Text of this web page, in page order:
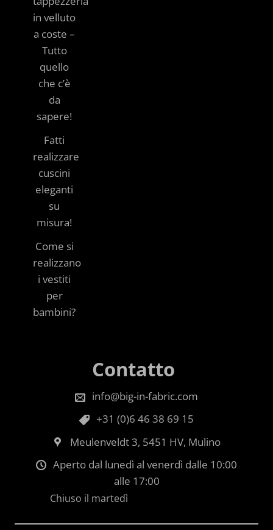
in velluto
a coste –
Tutto
quello
che c’è
da
sapere!
Fatti
realizzare
cuscini
eleganti
su
misura!
Come si
realizzano
i vestiti
per
bambini?
Contatto
info@big-in-fabric.com
+31 (0)6 46 38 69 15
Meulenveldt 3, 5451 HV, Mulino
Aperto dal lunedì al venerdì dalle 10:00
alle 17:00
Chiuso il martedì